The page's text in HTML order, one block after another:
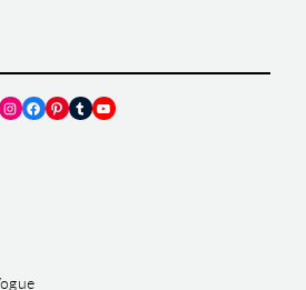
Instagram
Facebook
Pinterest
TumblrYouTube